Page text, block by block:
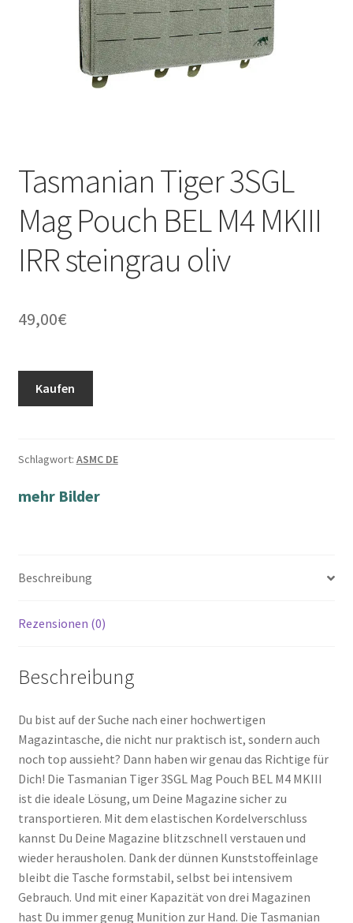
Tasmanian Tiger 3SGL
Mag Pouch BEL M4 MKIII
IRR steingrau oliv
49,00€
Kaufen
Schlagwort: ASMC DE
mehr Bilder
Beschreibung
Rezensionen (0)
Beschreibung
Du bist auf der Suche nach einer hochwertigen
Magazintasche, die nicht nur praktisch ist, sondern auch
noch top aussieht? Dann haben wir genau das Richtige für
Dich! Die Tasmanian Tiger 3SGL Mag Pouch BEL M4 MKIII
ist die ideale Lösung, um Deine Magazine sicher zu
transportieren. Mit dem elastischen Kordelverschluss
kannst Du Deine Magazine blitzschnell verstauen und
wieder herausholen. Dank der dünnen Kunststoffeinlage
bleibt die Tasche formstabil, selbst bei intensivem
Gebrauch. Und mit einer Kapazität von drei Magazinen
hast Du immer genug Munition zur Hand. Die Tasmanian